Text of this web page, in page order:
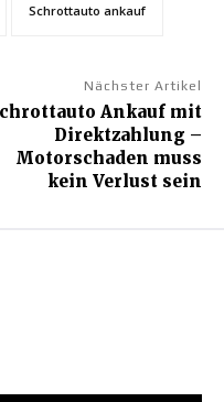
Schrottauto ankauf
Nächster Artikel
Ankauf mit
Direktzahlung –
Motorschaden muss
kein Verlust sein